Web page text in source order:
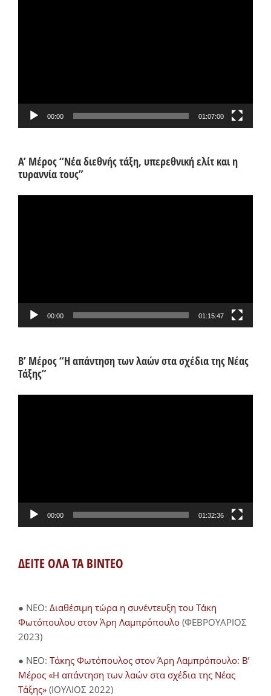
00:00 01:07:00
Α’ Μέρος “Νέα διεθνής τάξη, υπερεθνική ελίτ και η
τυραννία τους”
00:00 01:15:47
Β’ Μέρος “Η απάντηση των λαών στα σχέδια της Νέας
Τάξης”
00:00 01:32:36
ΔΕΙΤΕ ΟΛΑ ΤΑ ΒΙΝΤΕΟ
● NEO: Διαθέσιμη τώρα η συνέντευξη του Τάκη
Φωτόπουλου στον Άρη Λαμπρόπουλο (ΦΕΒΡΟΥΑΡΙΟΣ
2023)
● NEO: Τάκης Φωτόπουλος στον Άρη Λαμπρόπουλο: Β’
Μέρος «Η απάντηση των λαών στα σχέδια της Νέας
Τάξης» (ΙΟΥΛΙΟΣ 2022)